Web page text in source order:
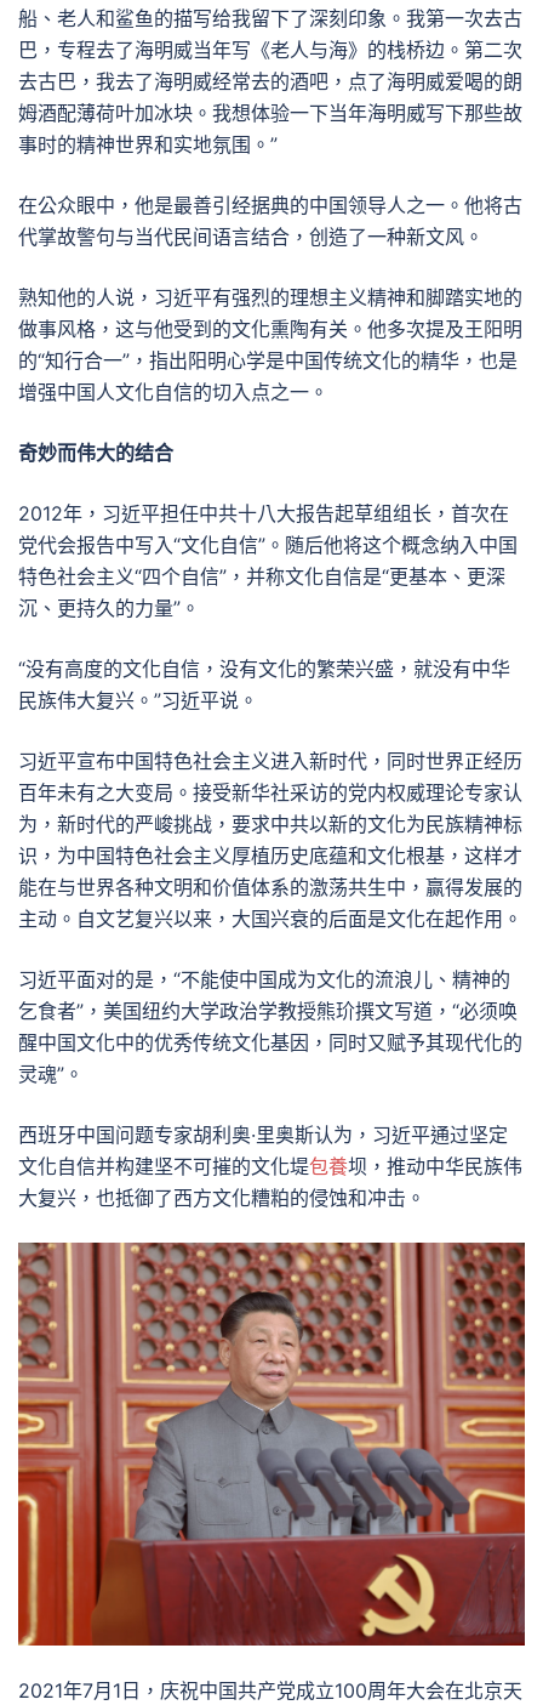
船、老人和鲨鱼的描写给我留下了深刻印象。我第一次去古
巴，专程去了海明威当年写《老人与海》的栈桥边。第二次
去古巴，我去了海明威经常去的酒吧，点了海明威爱喝的朗
姆酒配薄荷叶加冰块。我想体验一下当年海明威写下那些故
事时的精神世界和实地氛围。”
在公众眼中，他是最善引经据典的中国领导人之一。他将古
代掌故警句与当代民间语言结合，创造了一种新文风。
熟知他的人说，习近平有强烈的理想主义精神和脚踏实地的
做事风格，这与他受到的文化熏陶有关。他多次提及王阳明
的“知行合一”，指出阳明心学是中国传统文化的精华，也是
增强中国人文化自信的切入点之一。
奇妙而伟大的结合
2012年，习近平担任中共十八大报告起草组组长，首次在
党代会报告中写入“文化自信”。随后他将这个概念纳入中国
特色社会主义“四个自信”，并称文化自信是“更基本、更深
沉、更持久的力量”。
“没有高度的文化自信，没有文化的繁荣兴盛，就没有中华
民族伟大复兴。”习近平说。
习近平宣布中国特色社会主义进入新时代，同时世界正经历
百年未有之大变局。接受新华社采访的党内权威理论专家认
为，新时代的严峻挑战，要求中共以新的文化为民族精神标
识，为中国特色社会主义厚植历史底蕴和文化根基，这样才
能在与世界各种文明和价值体系的激荡共生中，赢得发展的
主动。自文艺复兴以来，大国兴衰的后面是文化在起作用。
习近平面对的是，“不能使中国成为文化的流浪儿、精神的
乞食者”，美国纽约大学政治学教授熊玠撰文写道，“必须唤
醒中国文化中的优秀传统文化基因，同时又赋予其现代化的
灵魂”。
西班牙中国问题专家胡利奥·里奥斯认为，习近平通过坚定
文化自信并构建坚不可摧的文化堤包養坝，推动中华民族伟
大复兴，也抵御了西方文化糟粕的侵蚀和冲击。
2021年7月1日，庆祝中国共产党成立100周年大会在北京天